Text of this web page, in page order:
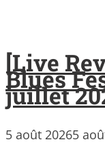
[Live
Blues
juillet
5 août 20265